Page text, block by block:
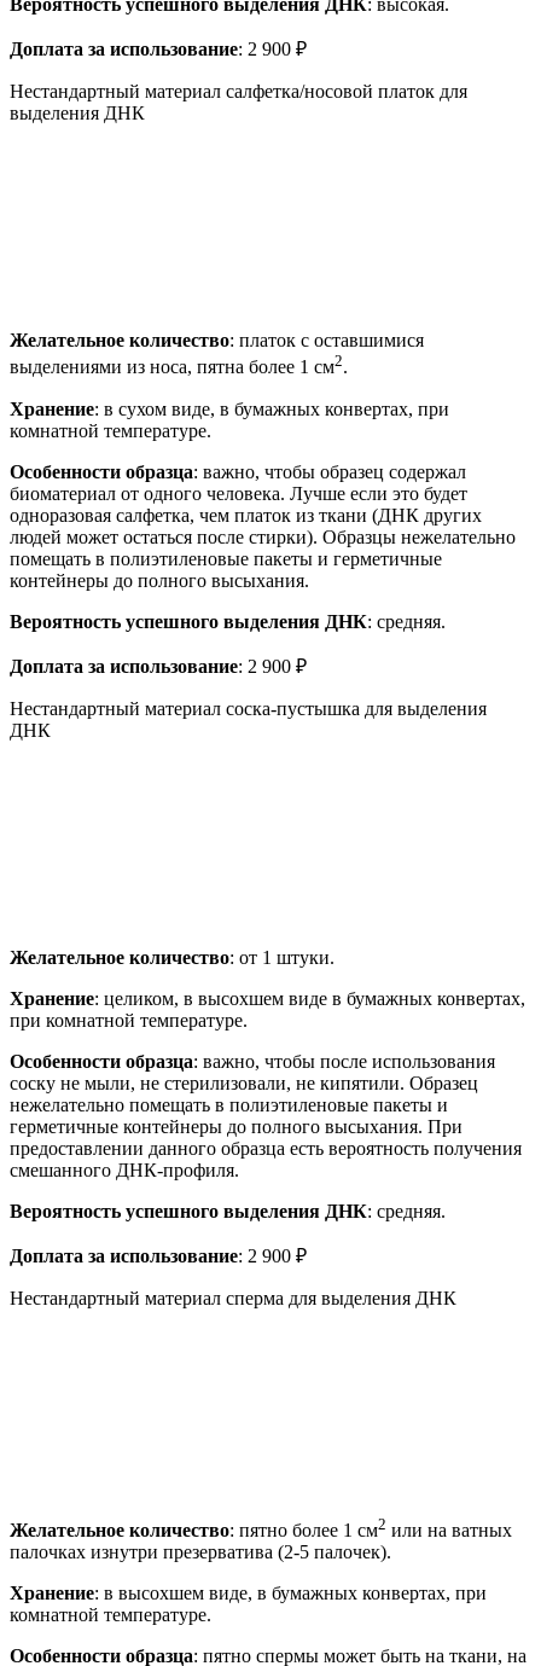
Вероятность успешного выделения ДНК: высокая.
Доплата за использование: 2 900 ₽
Нестандартный материал салфетка/носовой платок для
выделения ДНК
Желательное количество: платок с оставшимися
выделениями из носа, пятна более 1 см2.
Хранение: в сухом виде, в бумажных конвертах, при
комнатной температуре.
Особенности образца: важно, чтобы образец содержал
биоматериал от одного человека. Лучше если это будет
одноразовая салфетка, чем платок из ткани (ДНК других
людей может остаться после стирки). Образцы нежелательно
помещать в полиэтиленовые пакеты и герметичные
контейнеры до полного высыхания.
Вероятность успешного выделения ДНК: средняя.
Доплата за использование: 2 900 ₽
Нестандартный материал соска-пустышка для выделения
ДНК
Желательное количество: от 1 штуки.
Хранение: целиком, в высохшем виде в бумажных конвертах,
при комнатной температуре.
Особенности образца: важно, чтобы после использования
соску не мыли, не стерилизовали, не кипятили. Образец
нежелательно помещать в полиэтиленовые пакеты и
герметичные контейнеры до полного высыхания. При
предоставлении данного образца есть вероятность получения
смешанного ДНК-профиля.
Вероятность успешного выделения ДНК: средняя.
Доплата за использование: 2 900 ₽
Нестандартный материал сперма для выделения ДНК
Желательное количество: пятно более 1 см2 или на ватных
палочках изнутри презерватива (2-5 палочек).
Хранение: в высохшем виде, в бумажных конвертах, при
комнатной температуре.
Особенности образца: пятно спермы может быть на ткани, на